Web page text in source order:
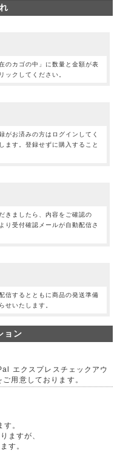
のカゴの中」に数量と金額が表
ックしてください。
がお済みの方はログインしてく
ます。登録せずに購入すること
きましたら、内容をご確認の
り受付確認メールが自動配信さ
信するとともに商品の発送準備
せいたします。
ョン
エクスプレスチェックアウ
用意しております。
。
ますが、
す。